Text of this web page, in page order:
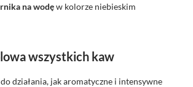
na wodęw kolorze niebieskim
wszystkich kaw
działania, jak aromatyczne i intensywne